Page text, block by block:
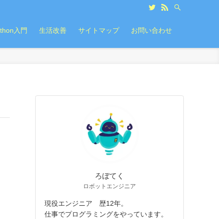
入門 生活改善 サイトマップ お問い合わせ
ろぼてく
ロボットエンジニア
現役エンジニア 歴12年。
仕事でプログラミングをやっています。